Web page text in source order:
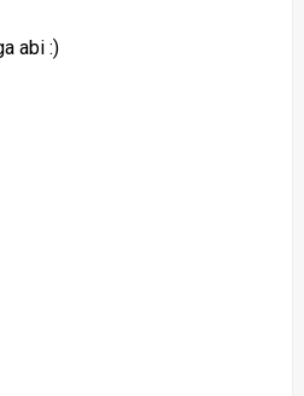
abi :)